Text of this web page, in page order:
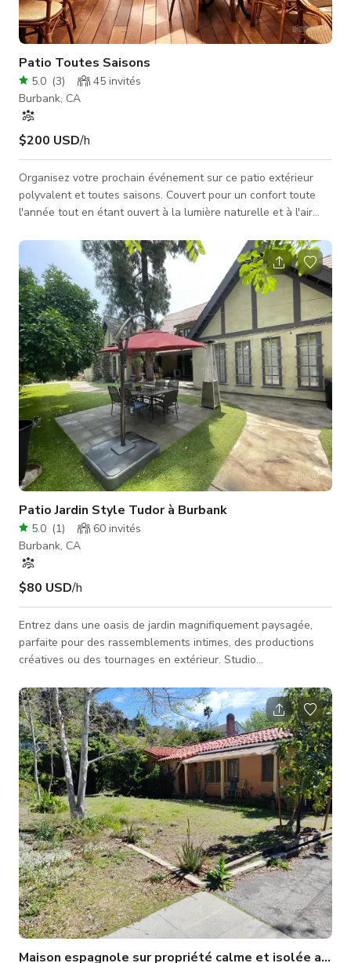
Patio Toutes Saisons
5.0 (3) 45 invités
Burbank, CA
$200 USD/h
Organisez votre prochain événement sur ce patio extérieur
polyvalent et toutes saisons. Couvert pour un confort toute
l'année tout en étant ouvert à la lumière naturelle et à l'air
et événements, des tournages créatifs et de la photographie.
***Veuillez noter que le tarif publié est un tarif de base et
peut changer selon les détails de la réservation et plusieurs
facteurs tels que le nombre de personnes, l'heure de la j
Patio Jardin Style Tudor à Burbank
5.0 (1) 60 invités
Burbank, CA
$80 USD/h
Entrez dans une oasis de jardin magnifiquement paysagée,
parfaite pour des rassemblements intimes, des productions
créatives ou des tournages en extérieur. Studio
performances et enregistrements. Patio pavé : comprend une
grande table à manger extérieure avec huit sièges sous un
parasol rouge moderne pour un confort ombragé. Végétation
luxuriante : entouré de gazon artificiel pour un aspect propre
et soigné, avec des arbres matures
Maison espagnole sur propriété calme et isolée avec